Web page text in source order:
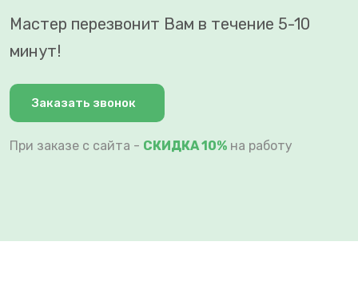
Мастер перезвонит Вам в течение 5-10
минут!
Заказать звонок
При заказе с сайта - СКИДКА 10% на работу